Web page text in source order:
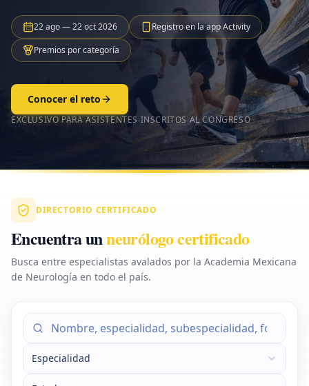
22 ago — 22 oct 2026
Registro en la app Activity
Premios por categoría
Conocer el reto
EXCLUSIVO PARA ASISTENTES INSCRITOS AL CONGRESO
DIRECTORIO CERTIFICADO
Encuentra unneurólogo certificado
Busca entre especialistas avalados por la Academia Mexicana
de Neurología en todo el país.
Especialidad